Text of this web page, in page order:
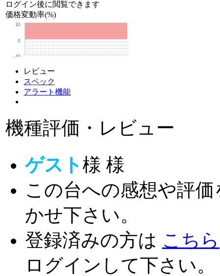
ログイン後に閲覧できます
価格変動率(%)
-10
0
10
レビュー
スペック
アラート機能
機種評価・レビュー
ゲスト様 様
この台への感想や評価
かせ下さい。
登録済みの方は こちら
ログインして下さい。